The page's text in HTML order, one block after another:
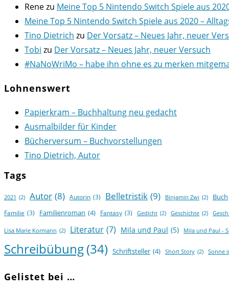
Renezu Meine Top 5 Nintendo Switch Spiele aus
Meine Top 5 Nintendo Switch Spiele aus 2020 –
Tino Dietrich zu Der Vorsatz – Neues Jahr, neuer
Tobi zu Der Vorsatz – Neues Jahr, neuer Versuch
#NaNoWriMo – habe ihn ohne es zu merken
Lohnenswert
Papierkram – Buchhaltung neu gedacht
Ausmalbilder für Kinder
Bücherversum – Buchvorstellungen
Tino Dietrich, Autor
Tags
2021 (2) Autor (8) Autorin (3) Belletristik (9) Binjamin Zwi (2) Buch
Familie (3) Familienroman (4) Fantasy (3) Gedicht (2) Geschichte (2)
Lisa Marie Kormann (2) Literatur (7) Mila und Paul (5) Mila und Paul -
Schreibübung(34) Schriftsteller (4) Short Story (2) Sonne
Gelistet bei …